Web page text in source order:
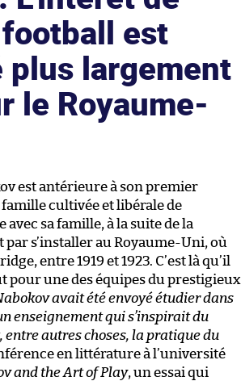
est
largement
le Royaume-
est antérieure à son premier
famille cultivée et libérale de
sa famille, à la suite de la
s’installer au Royaume-Uni, où
entre 1919 et 1923. C’est là qu’il
pour une des équipes du prestigieux
avait été envoyé étudier dans
enseignement qui s’inspirait du
entre autres choses, la pratique du
en littérature à l’université
and the Art of Play, un essai qui